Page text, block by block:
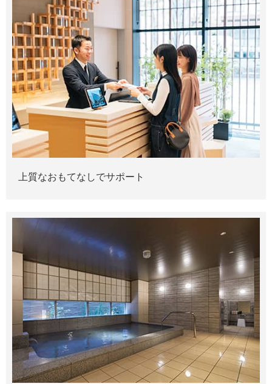
上質なおもてなしでサポート